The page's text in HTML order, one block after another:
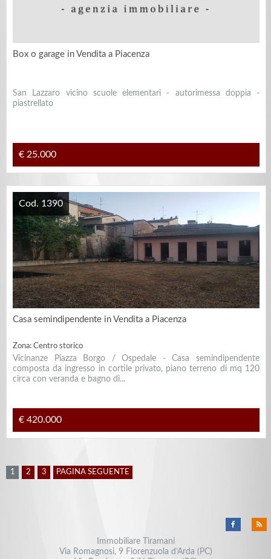
Box o garage in Vendita a Piacenza
San Lazzaro vicino scuole elementari - autorimessa doppia -
piastrellato
€ 25.000
Casa semindipendente in Vendita a Piacenza
Zona: Centro storico
Vicinanze Piazza Borgo / Ospedale - Casa semindipendente
composta da ingresso in cortile privato, piano terreno di mq 120
circa con veranda e bagno di...
€ 420.000
Cod. 1390
1 2 3 PAGINA SEGUENTE
Immobiliare Tiramani
Via Romagnosi, 9 Fiorenzuola d’Arda (PC)